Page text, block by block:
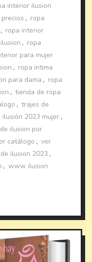
interior ilusion
, ropa
, ropa interior
, ropa
para mujer
, ropa intima
para dama , ropa
, tienda de ropa
, trajes de
2023 mujer ,
ilusion por
catálogo , ver
ilusion 2023 ,
, www ilusion